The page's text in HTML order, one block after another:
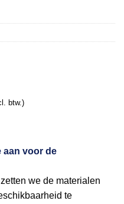
verlanglijst
btw.)
aan voor de
we de materialen
te